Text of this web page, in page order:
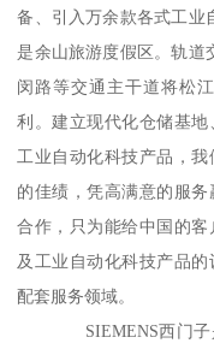
备、引入万余款各式工业
是余山旅游度假区。轨道
闵路等交通主干道将松
利。建立现代化仓储基
工业自动化科技产品，
的佳绩，凭高满意的服
合作，只为能给中国的
及工业自动化科技产品
配套服务领域。
SIEMENS西门子是